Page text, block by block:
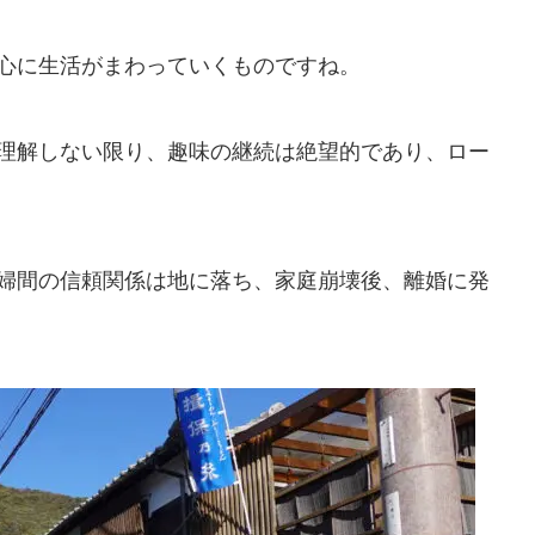
生活がまわっていくものですね。
解しない限り、趣味の継続は絶望的であり、ロー
間の信頼関係は地に落ち、家庭崩壊後、離婚に発